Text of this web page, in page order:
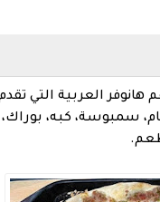
العربية التي تقدم
كبه، بوراك،